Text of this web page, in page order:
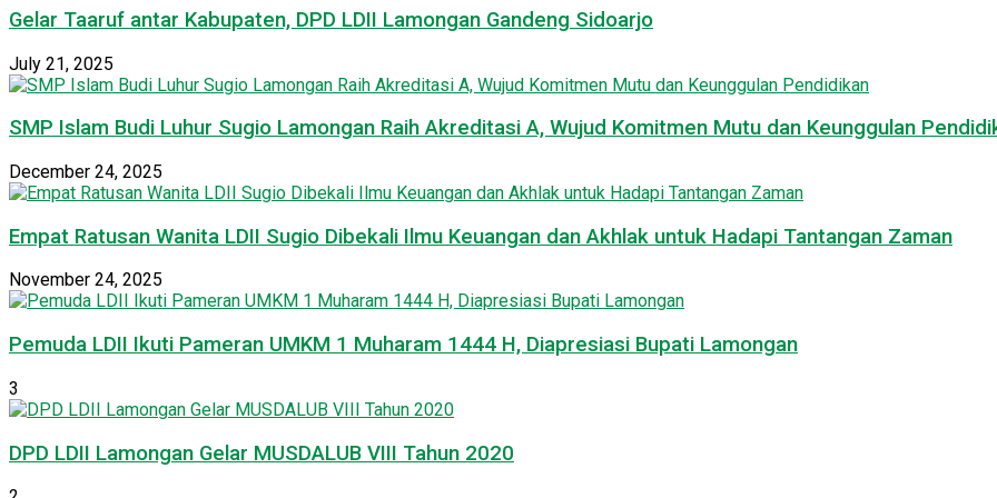
Gelar Taaruf antar Kabupaten, DPD LDII Lamongan Gandeng Sidoarjo
July 21, 2025
SMP Islam Budi Luhur Sugio Lamongan Raih Akreditasi A, Wujud Komitmen Mutu dan Keunggulan
December 24, 2025
Empat Ratusan Wanita LDII Sugio Dibekali Ilmu Keuangan dan Akhlak untuk Hadapi Tantangan Zaman
November 24, 2025
Pemuda LDII Ikuti Pameran UMKM 1 Muharam 1444 H, Diapresiasi Bupati Lamongan
3
DPD LDII Lamongan Gelar MUSDALUB VIII Tahun 2020